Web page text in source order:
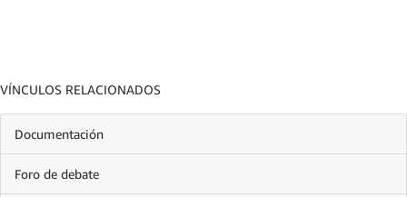
VÍNCULOS RELACIONADOS
Documentación
Foro de debate